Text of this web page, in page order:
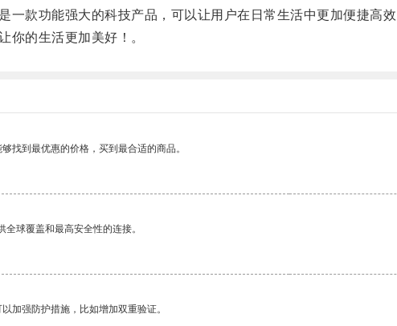
款功能强大的科技产品，可以让用户在日常生活中更加便捷高效
的生活更加美好！。
找到最优惠的价格，买到最合适的商品。
球覆盖和最高安全性的连接。
加强防护措施，比如增加双重验证。